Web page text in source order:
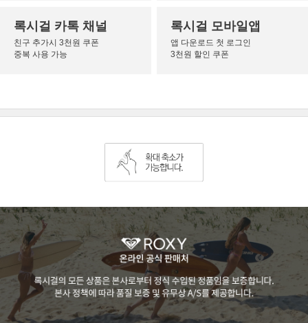
록시걸 카톡 채널
친구 추가시 3천원 쿠폰
중복 사용 가능
록시걸 모바일앱
앱 다운로드 첫 로그인
3천원 할인 쿠폰